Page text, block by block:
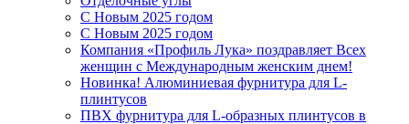
С Новым 2025 годом
С Новым 2025 годом
Компания «Профиль Лука» поздравляет Всех
женщин с Международным женским днем!
Новинка! Алюминиевая фурнитура для L-
плинтусов
ПВХ фурнитура для L-образных плинтусов в